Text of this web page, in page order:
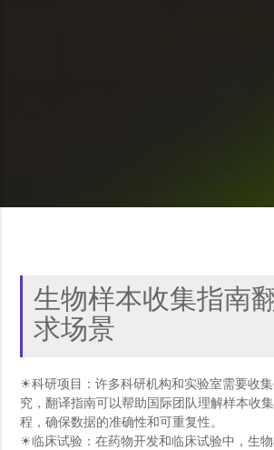
生物样本收集指南
求场景
☀科研项目：许多科研机构和实验室需要收
究，翻译指南可以帮助国际团队理解样本收
程，确保数据的准确性和可重复性。
☀临床试验：在药物开发和临床试验中，生